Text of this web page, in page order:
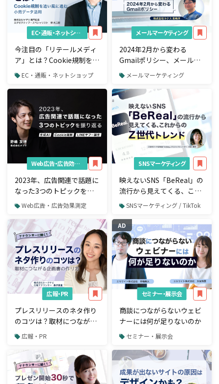
EC・通販・ネットショップ
今注目の「リテールメディ
ア」とは？Cookie規制を追
い風に進む、小売データ活
用
EC・通販・ネットショップ
メールマーケティング
2024年2月から変わる
Gmailポリシー、メール送
信者が対応すべき8つのポ
イントとは？
メールマーケティング
Web広告・広告効果測定
2023年、広告関連で話題に
なった3つのトピックを振
り返る ― 生成AI、Cookie
Web広告・広告効果測定
SNSマーケティング
映えないSNS「BeReal」の
流行から見えてくる、これ
からのZ世代トレンド
SNSマーケティング / TikTok
広報・PR
プレスリリースのネタ作り
のコツは？取材につながる
企画書の作り方
広報・PR
AD
セミナー・展示会
商談につながらないウェビ
ナーには何が足りないのか
セミナー・展示会